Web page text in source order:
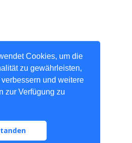
Cookies, um die
zu gewährleisten,
und weitere
zur Verfügung zu